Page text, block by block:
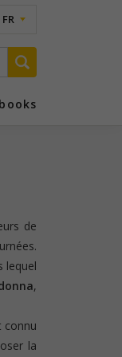
FR
de
lequel
,
connu
la